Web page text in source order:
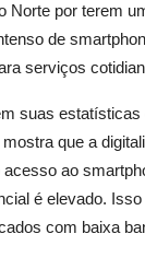
Norte por terem
de
serviços
suas estatísticas
que a
ao
é elevado.
com baixa